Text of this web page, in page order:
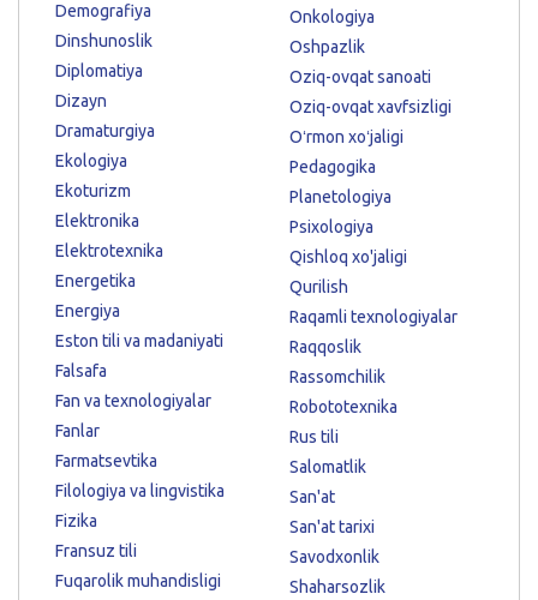
Demografiya
Dinshunoslik
Diplomatiya
Dizayn
Dramaturgiya
Ekologiya
Ekoturizm
Elektronika
Elektrotexnika
Energetika
Energiya
Eston tili va madaniyati
Falsafa
Fan va texnologiyalar
Fanlar
Farmatsevtika
Filologiya va lingvistika
Fizika
Fransuz tili
Fuqarolik muhandisligi
Onkologiya
Oshpazlik
Oziq-ovqat sanoati
Oziq-ovqat xavfsizligi
Oʻrmon xoʻjaligi
Pedagogika
Planetologiya
Psixologiya
Qishloq xo'jaligi
Qurilish
Raqamli texnologiyalar
Raqqoslik
Rassomchilik
Robototexnika
Rus tili
Salomatlik
San'at
San'at tarixi
Savodxonlik
Shaharsozlik